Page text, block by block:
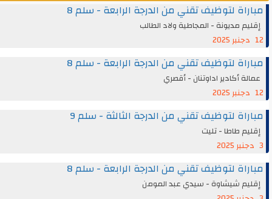
مباراة لتوظيف تقني من الدرجة الرابعة - سلم 8
إقليم مديونة - المجاطية ولاد الطالب
12 دجنبر 2025
مباراة لتوظيف تقني من الدرجة الرابعة - سلم 8
عمالة أكادير اداوتنان - أقصري
12 دجنبر 2025
مباراة لتوظيف تقني من الدرجة الثالثة - سلم 9
إقليم طاطا - تليت
مباراة لتوظيف تقني من الدرجة الرابعة - سلم 8
إقليم شيشاوة - سيدي عبد المومن